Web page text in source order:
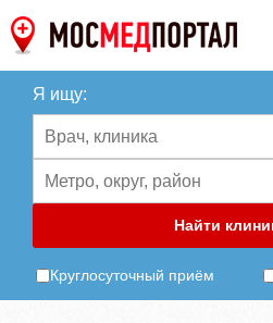
Я ищу:
Найти
Круглосуточный приём